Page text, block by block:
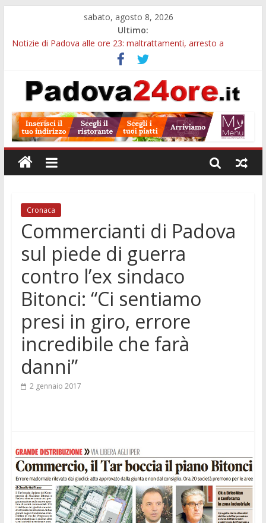
sabato, agosto 8, 2026
Ultimo:
Notizie di Padova alle ore 23: maltrattamenti, arresto a
Limena e progetto Cool Shop
Notizie di Padova alle ore 23: chiuso un circolo in via dei Colli e
rimborsi skipass
Restauro 2026, chiuse le domande: 2,5 milioni per formare
Calici di Stelle Arzergrande: astronomia, musica e sapori al
Casone Azzurro
Notizie di Padova alle ore 10: censimento a Monselice, arresto
antidroga e siccità
Cronaca
Commercianti di Padova
sul piede di guerra
contro l’ex sindaco
Bitonci: “Ci sentiamo
presi in giro, errore
incredibile che farà
danni”
2 gennaio 2017